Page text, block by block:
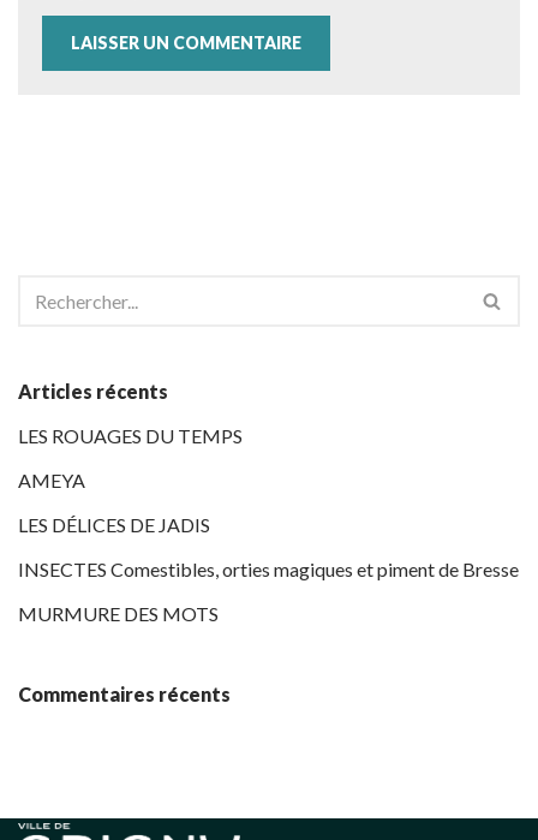
Articles récents
LES ROUAGES DU TEMPS
AMEYA
LES DÉLICES DE JADIS
INSECTES Comestibles, orties magiques et piment de Bresse
MURMURE DES MOTS
Commentaires récents